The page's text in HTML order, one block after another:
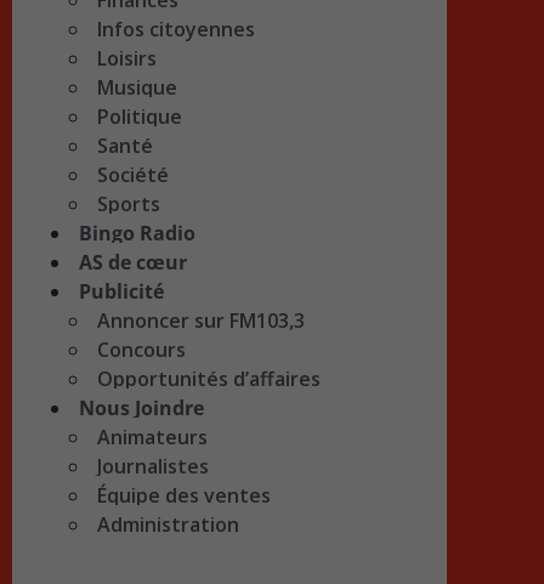
Infos citoyennes
Loisirs
Musique
Politique
Santé
Société
Sports
Bingo Radio
AS de cœur
Publicité
Annoncer sur FM103,3
Concours
Opportunités d’affaires
Nous Joindre
Animateurs
Journalistes
Équipe des ventes
Administration